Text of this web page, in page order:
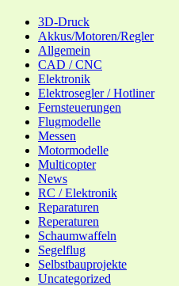
3D-Druck
Akkus/Motoren/Regler
Allgemein
CAD / CNC
Elektronik
Elektrosegler / Hotliner
Fernsteuerungen
Flugmodelle
Messen
Motormodelle
Multicopter
News
RC / Elektronik
Reparaturen
Reperaturen
Schaumwaffeln
Segelflug
Selbstbauprojekte
Uncategorized